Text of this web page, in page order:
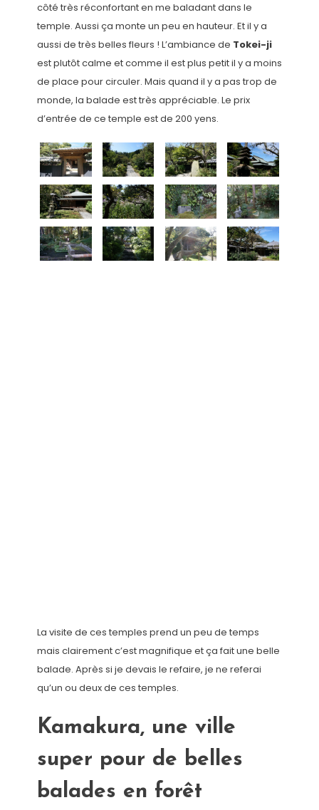
côté très réconfortant en me baladant dans le
temple. Aussi ça monte un peu en hauteur. Et il y a
aussi de très belles fleurs ! L’ambiance de Tokei-ji
est plutôt calme et comme il est plus petit il y a moins
de place pour circuler. Mais quand il y a pas trop de
monde, la balade est très appréciable. Le prix
d’entrée de ce temple est de 200 yens.
La visite de ces temples prend un peu de temps
mais clairement c’est magnifique et ça fait une belle
balade. Après si je devais le refaire, je ne referai
qu’un ou deux de ces temples.
Kamakura, une ville
super pour de belles
balades en forêt